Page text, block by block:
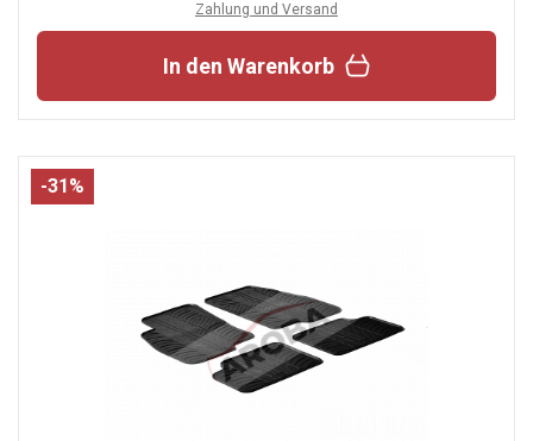
Zahlung und Versand
In den Warenkorb
-31%